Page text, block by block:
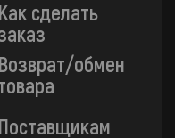
Как сделать
Возврат/обмен
Поставщикам